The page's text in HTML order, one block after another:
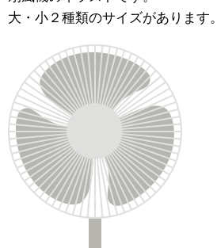
大・小２種類のサイズがあります。